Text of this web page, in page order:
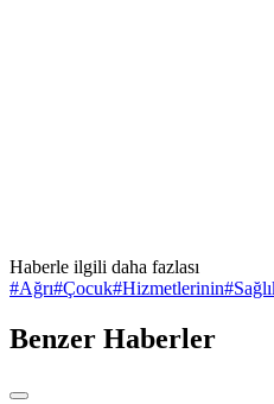
Haberle ilgili daha fazlası
#Ağrı#Çocuk#Hizmetlerinin#
Benzer Haberler